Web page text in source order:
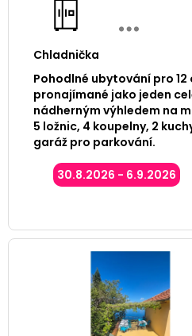
Chladnička
Pohodlné ubytování pro
pronajímané jako jeden
nádherným výhledem na
5 ložnic, 4 koupelny, 2
garáž pro parkování.
30.8.2026 - 6.9.2026